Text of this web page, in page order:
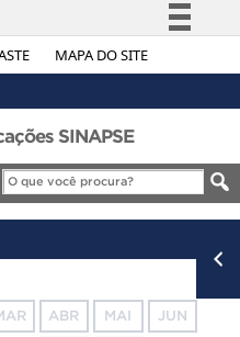
MAPA DO SITE
Simplifique!
Legislação
Canais
SINAPSE
ABR MAI JUN